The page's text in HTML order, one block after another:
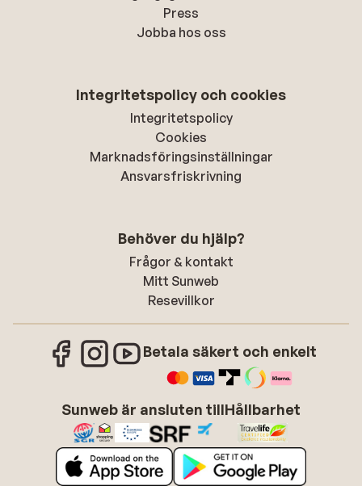
Press
Jobba hos oss
Integritetspolicy och cookies
Integritetspolicy
Cookies
Marknadsföringsinställningar
Ansvarsfriskrivning
Behöver du hjälp?
Frågor & kontakt
Mitt Sunweb
Resevillkor
Betala säkert och enkelt
Sunweb är ansluten tillHållbarhet